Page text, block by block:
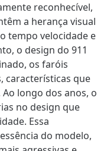
reconhecível,
a herança visual
tempo velocidade e
o design do 911
os faróis
características que
longo dos anos, o
no design que
Essa
do modelo,